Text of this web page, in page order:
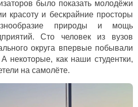
было показать молодёжи
красоту и бескрайние просторы
природы и мощь
Сто человек из вузов
округа впервые побывали
некоторые, как наши студентки,
на самолёте.